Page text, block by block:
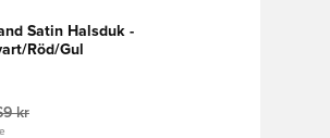
Satin Halsduk -
Röd/Gul
kr